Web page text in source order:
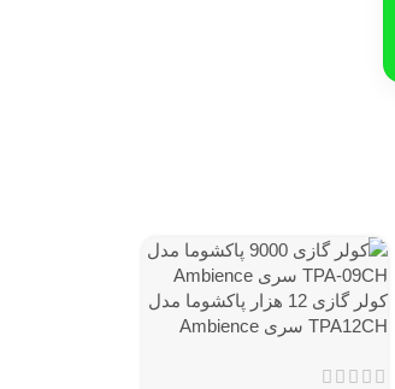
کولر گازی 12 هزار پاکشوما مدل
TPA12CH سری Ambience